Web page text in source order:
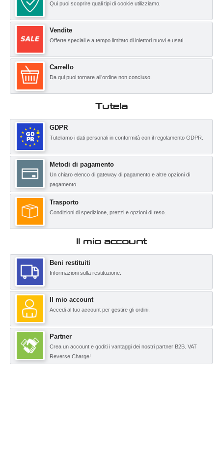
Qui puoi scoprire quali tipi di cookie utilizziamo.
Vendite
Offerte speciali e a tempo limitato di iniettori nuovi e usati.
Carrello
Da qui puoi tornare all’ordine non concluso.
Tutela
GDPR
Tuteliamo i dati personali in conformità con il regolamento GDPR.
Metodi di pagamento
Un chiaro elenco di gateway di pagamento e altre opzioni di
pagamento.
Trasporto
Condizioni di spedizione, prezzi e opzioni di reso.
Il mio account
Beni restituiti
Informazioni sulla restituzione.
Il mio account
Accedi al tuo account per gestire gli ordini.
Partner
Crea un account e goditi i vantaggi dei nostri partner B2B. VAT
Reverse Charge!